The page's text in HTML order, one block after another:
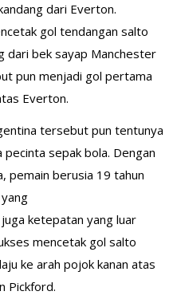
dari Everton.
gol tendangan salto
dari bek sayap Manchester
pun menjadi gol pertama
Everton.
tersebut pun tentunya
sepak bola. Dengan
pemain berusia 19 tahun
ketepatan yang luar
mencetak gol salto
ke arah pojok kanan atas
Pickford.